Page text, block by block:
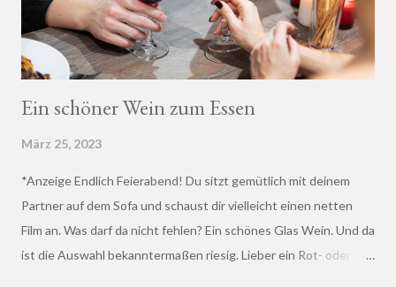
Ein schöner Wein zum Essen
März 25, 2023
*Anzeige Endlich Feierabend! Du sitzt gemütlich mit deinem
Partner auf dem Sofa und schaust dir vielleicht einen netten
Film an. Was darf da nicht fehlen? Ein schönes Glas Wein. Und da
ist die Auswahl bekanntermaßen riesig. Lieber ein Rot- oder